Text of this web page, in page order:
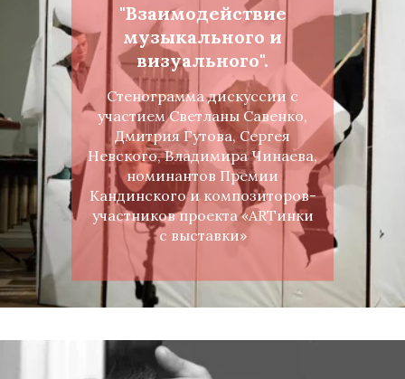
"Взаимодействие
музыкального и
визуального".
Стенограмма дискуссии с
участием Светланы Савенко,
Дмитрия Гутова, Сергея
Невского, Владимира Чинаева,
номинантов Премии
Кандинского и композиторов-
участников проекта «ARTинки
с выставки»